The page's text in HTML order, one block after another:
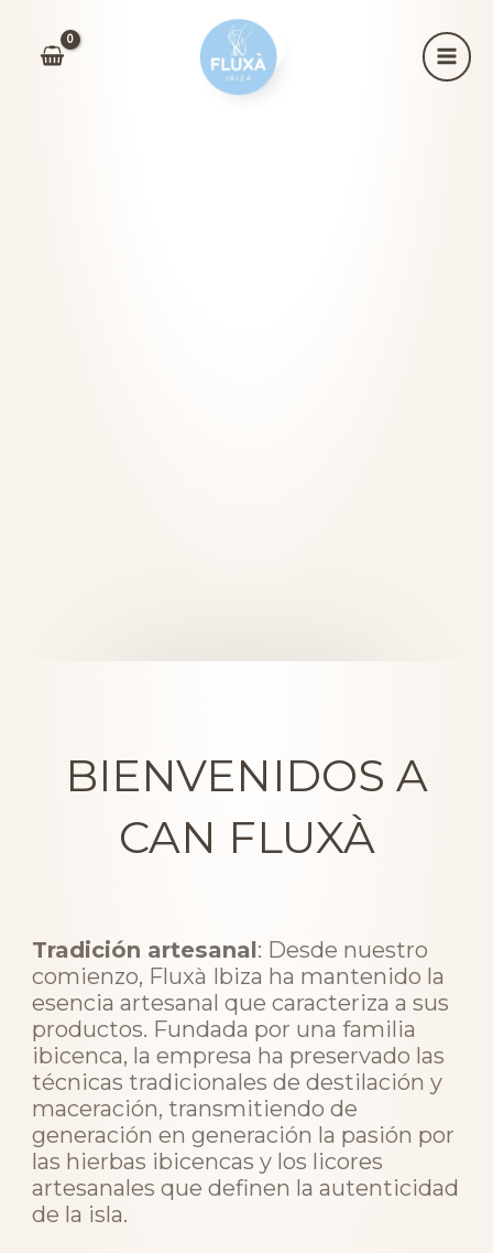
BIENVENIDOS A
CAN FLUXÀ
Tradición artesanal: Desde nuestro
comienzo, Fluxà Ibiza ha mantenido la
esencia artesanal que caracteriza a sus
productos. Fundada por una familia
ibicenca, la empresa ha preservado las
técnicas tradicionales de destilación y
maceración, transmitiendo de
generación en generación la pasión por
las hierbas ibicencas y los licores
artesanales que definen la autenticidad
de la isla.